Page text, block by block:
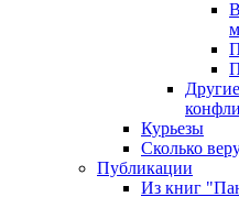
Курьезы
Сколько
Публикации
Из книг